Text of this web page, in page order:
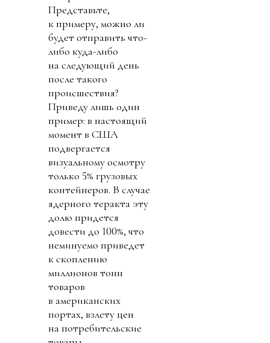
Представьте,
к примеру, можно ли
будет отправить что-
либо куда-либо
на следующий день
после такого
происшествия?
Приведу лишь один
пример: в настоящий
момент в США
подвергается
визуальному осмотру
только 5% грузовых
контейнеров. В случае
ядерного теракта эту
долю придется
довести до 100%, что
неминуемо приведет
к скоплению
миллионов тонн
товаров
в американских
портах, взлету цен
на потребительские